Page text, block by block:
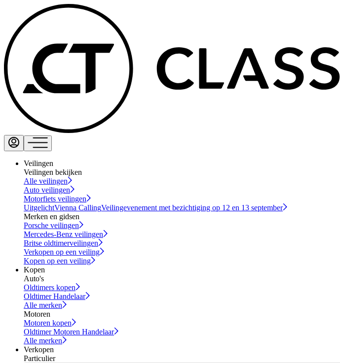
Veilingen
Veilingen bekijken
Alle veilingen
Auto veilingen
Motorfiets veilingen
UitgelichtVienna CallingVeilingevenement met bezichtiging op 12 en 13 september
Merken en gidsen
Porsche veilingen
Mercedes-Benz veilingen
Britse oldtimerveilingen
Verkopen op een veiling
Kopen op een veiling
Kopen
Auto's
Oldtimers kopen
Oldtimer Handelaar
Alle merken
Motoren
Motoren kopen
Oldtimer Motoren Handelaar
Alle merken
Verkopen
Particulier